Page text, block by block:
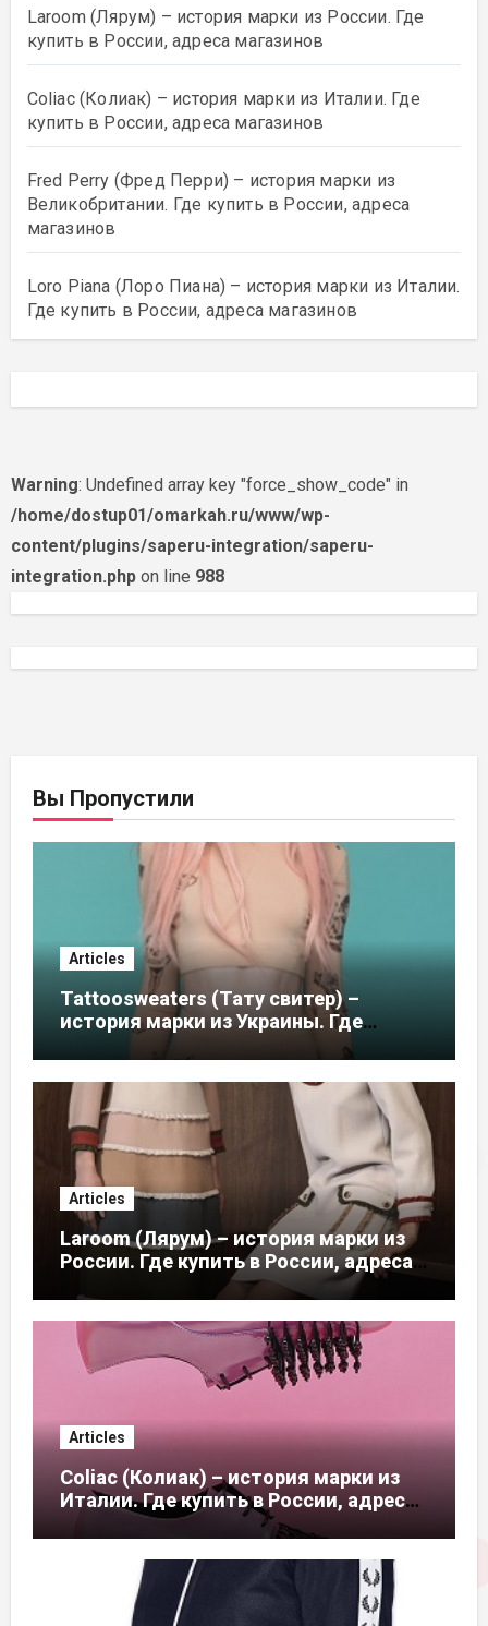
Laroom (Лярум) – история марки из России. Где
купить в России, адреса магазинов
Coliac (Колиак) – история марки из Италии. Где
купить в России, адреса магазинов
Fred Perry (Фред Перри) – история марки из
Великобритании. Где купить в России, адреса
магазинов
Loro Piana (Лоро Пиана) – история марки из Италии.
Где купить в России, адреса магазинов
Warning: Undefined array key "force_show_code" in
/home/dostup01/omarkah.ru/www/wp-
content/plugins/saperu-integration/saperu-
integration.phpon line 988
Вы Пропустили
Articles
Tattoosweaters (Тату свитер) –
история марки из Украины. Где
купить в России, адреса магазинов
Articles
Laroom (Лярум) – история марки из
России. Где купить в России, адреса
Articles
Coliac (Колиак) – история марки из
Италии. Где купить в России, адреса
магазинов